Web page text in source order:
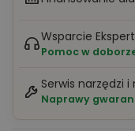
Wsparcie
Pomoc w
Serwis narzędzi i
Naprawy